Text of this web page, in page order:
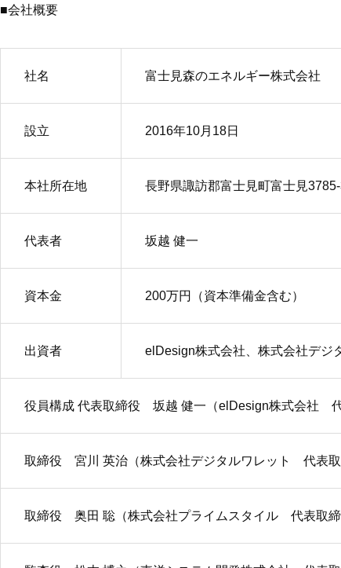
■会社概要
社名 富士見森のエネルギー株式会社
設立 2016年10月18日
本社所在地 長野県諏訪郡富士見町富士見
代表者 坂越 健一
資本金 200万円（資本準備金含む）
出資者 elDesign株式会社、株式会社デジ
役員構成 代表取締役 坂越 健一（elDesign株式会社 代
取締役 宮川 英治（株式会社デジタルワレット 代表取
取締役 奥田 聡（株式会社プライムスタイル 代表取締